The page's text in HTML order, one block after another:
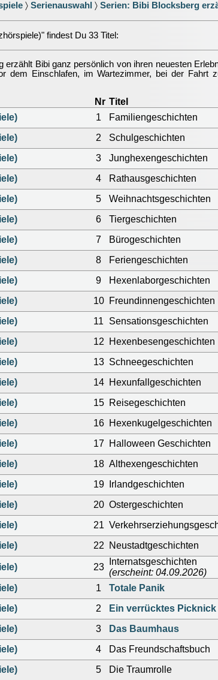
〉 Serienauswahl 〉 Serien: Bibi Blocksberg
findest Du 33 Titel:
erzählt Bibi ganz persönlich von ihren neuesten
dem Einschlafen, im Wartezimmer, bei der
Nr Titel
1 Familiengeschichten
2 Schulgeschichten
3 Junghexengeschichten
4 Rathausgeschichten
5 Weihnachtsgeschichten
6 Tiergeschichten
7 Bürogeschichten
8 Feriengeschichten
9 Hexenlaborgeschichten
10 Freundinnengeschichten
11 Sensationsgeschichten
12 Hexenbesengeschichten
13 Schneegeschichten
14 Hexunfallgeschichten
15 Reisegeschichten
16 Hexenkugelgeschichten
17 Halloween Geschichten
18 Althexengeschichten
19 Irlandgeschichten
20 Ostergeschichten
21
22 Neustadtgeschichten
23
Internatsgeschichten
(erscheint: 04.09.2026)
1 Totale Panik
2 Ein verrücktes Picknick
3 Das Baumhaus
4 Das Freundschaftsbuch
5 Die Traumrolle